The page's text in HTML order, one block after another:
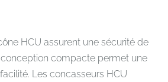
HCU assurent une sécurité de
compacte permet une
Les concasseurs HCU